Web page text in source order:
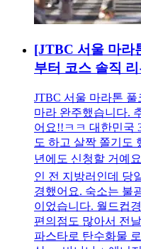
[JTBC 서울 마라
부터 코스 솔직
JTBC 서울 마라톤
마라 완주했습니다.
어요!!ㅋㅋ 대한민국
도 하고 살짝 쫄기도
년에도 신청할 거예
인 전 지방러인데 당
경했어요. 숙소는 불
이었습니다. 월드컵
편의점도 많아서 전
파스타로 탄수화물